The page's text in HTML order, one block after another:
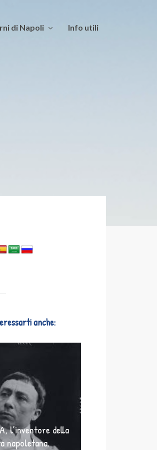
di Napoli Info utili
anche:
l’inventore della
napoletana.